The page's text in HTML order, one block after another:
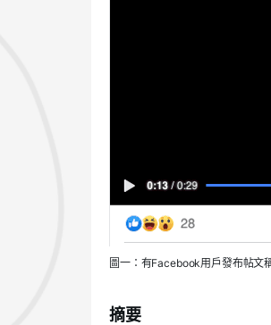
圖一：有Facebook用戶發布帖文
摘要